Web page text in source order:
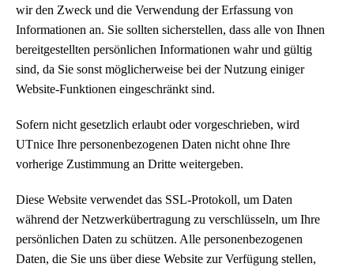
wir den Zweck und die Verwendung der Erfassung von
Informationen an. Sie sollten sicherstellen, dass alle von Ihnen
bereitgestellten persönlichen Informationen wahr und gültig
sind, da Sie sonst möglicherweise bei der Nutzung einiger
Website-Funktionen eingeschränkt sind.
Sofern nicht gesetzlich erlaubt oder vorgeschrieben, wird
UTnice Ihre personenbezogenen Daten nicht ohne Ihre
vorherige Zustimmung an Dritte weitergeben.
Diese Website verwendet das SSL-Protokoll, um Daten
während der Netzwerkübertragung zu verschlüsseln, um Ihre
persönlichen Daten zu schützen. Alle personenbezogenen
Daten, die Sie uns über diese Website zur Verfügung stellen,